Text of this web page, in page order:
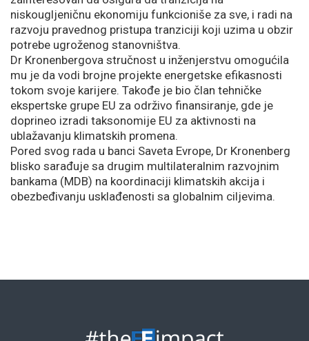
niskougljeničnu ekonomiju funkcioniše za sve, i radi na
razvoju pravednog pristupa tranziciji koji uzima u obzir
potrebe ugroženog stanovništva.
Dr Kronenbergova stručnost u inženjerstvu omogućila
mu je da vodi brojne projekte energetske efikasnosti
tokom svoje karijere. Takođe je bio član tehničke
ekspertske grupe EU za održivo finansiranje, gde je
doprineo izradi taksonomije EU za aktivnosti na
ublažavanju klimatskih promena.
Pored svog rada u banci Saveta Evrope, Dr Kronenberg
blisko sarađuje sa drugim multilateralnim razvojnim
bankama (MDB) na koordinaciji klimatskih akcija i
obezbeđivanju usklađenosti sa globalnim ciljevima.